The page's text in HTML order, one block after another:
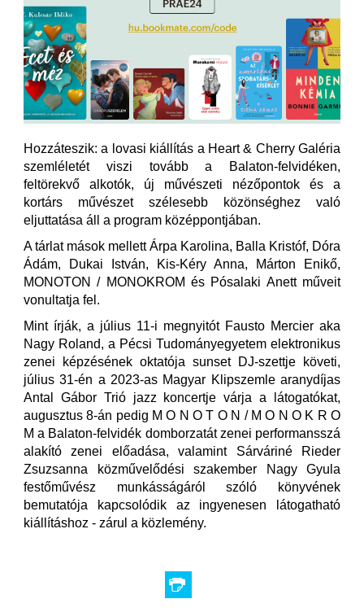
Hozzáteszik: a lovasi kiállítás a Heart & Cherry Galéria
szemléletét viszi tovább a Balaton-felvidéken,
feltörekvő alkotók, új művészeti nézőpontok és a
kortárs művészet szélesebb közönséghez való
eljuttatása áll a program középpontjában.
A tárlat mások mellett Árpa Karolina, Balla Kristóf, Dóra
Ádám, Dukai István, Kis-Kéry Anna, Márton Enikő,
MONOTON / MONOKROM és Pósalaki Anett műveit
vonultatja fel.
Mint írják, a július 11-i megnyitót Fausto Mercier aka
Nagy Roland, a Pécsi Tudományegyetem elektronikus
zenei képzésének oktatója sunset DJ-szettje követi,
július 31-én a 2023-as Magyar Klipszemle aranydíjas
Antal Gábor Trió jazz koncertje várja a látogatókat,
augusztus 8-án pedig M O N O T O N / M O N O K R O
M a Balaton-felvidék domborzatát zenei performansszá
alakító zenei előadása, valamint Sárváriné Rieder
Zsuzsanna közművelődési szakember Nagy Gyula
festőművész munkásságáról szóló könyvének
bemutatója kapcsolódik az ingyenesen látogatható
kiállításhoz - zárul a közlemény.